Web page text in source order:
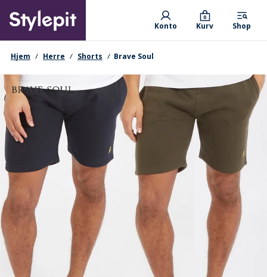
main
content
Primary departments
Konto Kurv
0
Shop
navigationssti
Hjem Herre Shorts Brave Soul